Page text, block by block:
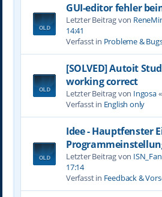
GUI-editor fehler
Letzter Beitrag von
14:41
Verfasst in Probleme &
[SOLVED] Autoit
working correct
Letzter Beitrag von Ingosa«
Verfasst in English only
Idee - Hauptfenster
Letzter Beitrag von ISN_Fan
17:14
Verfasst in Feedback &